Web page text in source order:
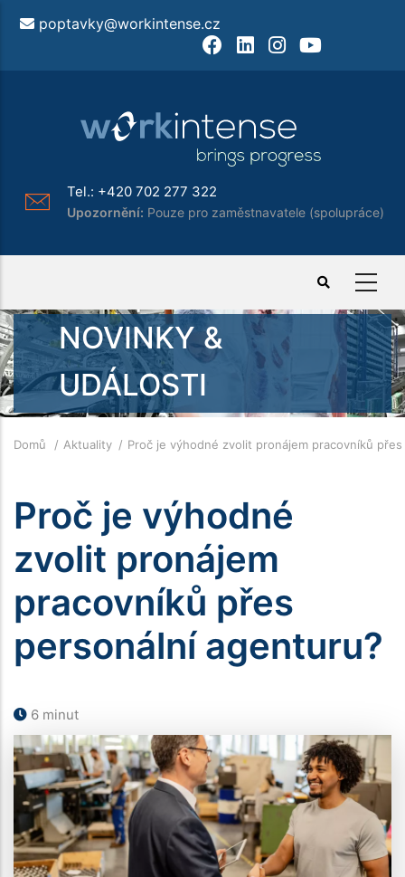
poptavky@workintense.cz
FacebookLinkedInInstagram
Tel.: +420 702 277 322
Upozornění: Pouze pro zaměstnavatele (spolupráce)
NOVINKY &
UDÁLOSTI
Drobečková
Domů Aktuality Proč je výhodné zvolit pronájem pracovníků
Proč je výhodné
zvolit pronájem
pracovníků přes
personální agenturu?
6 minut